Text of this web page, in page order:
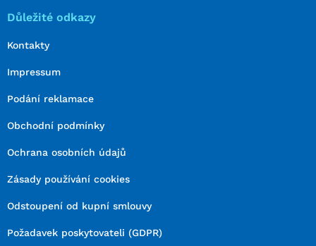
Důležité odkazy
Kontakty
Impressum
Podání reklamace
Obchodní podmínky
Ochrana osobních údajů
Zásady používání cookies
Odstoupení od kupní smlouvy
Požadavek poskytovateli (GDPR)